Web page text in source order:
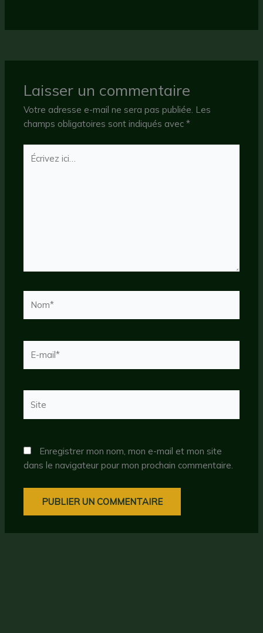
Laisser un commentaire
Votre adresse e-mail ne sera pas publiée. Les
champs obligatoires sont indiqués avec*
Écrivez
ici…
mail*
Enregistrer mon nom, mon e-mail et mon site
dans le navigateur pour mon prochain commentaire.